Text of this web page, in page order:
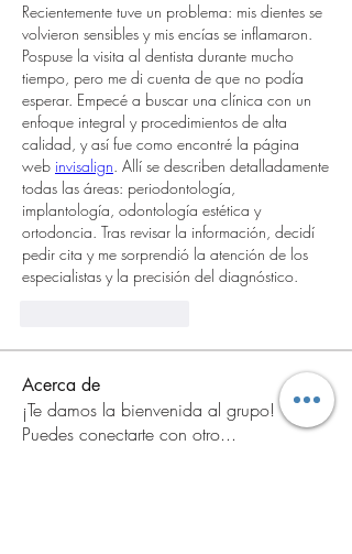
Recientemente tuve un problema: mis dientes se
volvieron sensibles y mis encías se inflamaron.
Pospuse la visita al dentista durante mucho
tiempo, pero me di cuenta de que no podía
esperar. Empecé a buscar una clínica con un
enfoque integral y procedimientos de alta
calidad, y así fue como encontré la página
web invisalign. Allí se describen detalladamente
todas las áreas: periodontología,
implantología, odontología estética y
ortodoncia. Tras revisar la información, decidí
pedir cita y me sorprendió la atención de los
especialistas y la precisión del diagnóstico.
Acerca de
¡Te damos la bienvenida al grupo!
Puedes conectarte con otro...